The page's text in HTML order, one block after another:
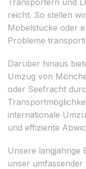
reicht. So stellen
Möbelstücke oder
Probleme
Darüber hinaus
Umzug von
oder Seefracht
internationale
und effiziente
Unsere langjährige
unser umfassender